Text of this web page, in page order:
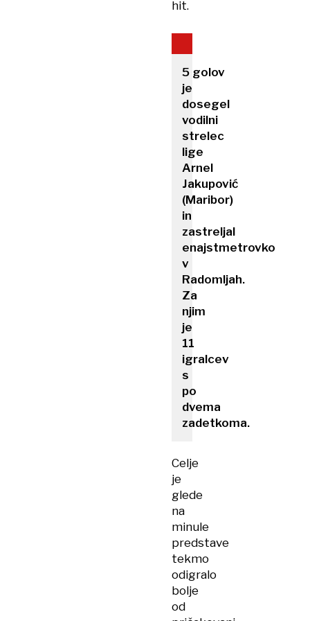
hit.
5 golov
je
dosegel
vodilni
strelec
lige
Arnel
Jakupović
(Maribor)
in
zastreljal
enajstmetrovko
v
Radomljah.
Za
njim
je
11
igralcev
s
po
dvema
zadetkoma.
Celje
je
glede
na
minule
predstave
tekmo
odigralo
bolje
od